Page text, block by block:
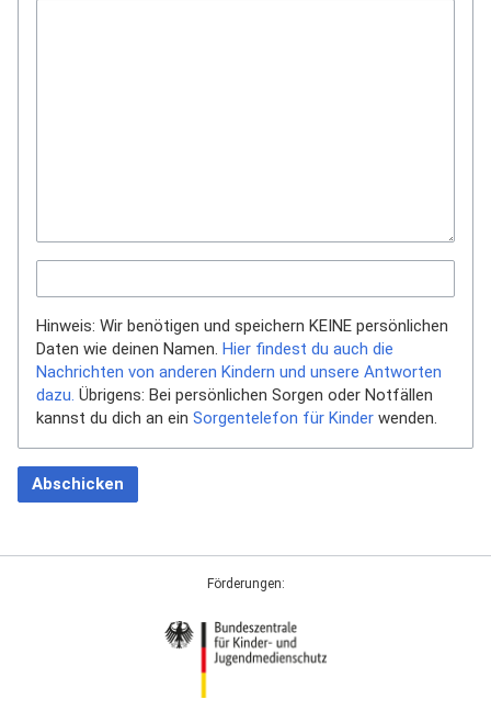
Hinweis: Wir benötigen und speichern KEINE persönlichen
Daten wie deinen Namen. Hier findest du auch die
Nachrichten von anderen Kindern und unsere Antworten
dazu. Übrigens: Bei persönlichen Sorgen oder Notfällen
kannst du dich an ein Sorgentelefon für Kinder wenden.
Abschicken
Förderungen: